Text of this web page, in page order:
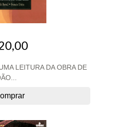
LEITURA DA OBRA DE